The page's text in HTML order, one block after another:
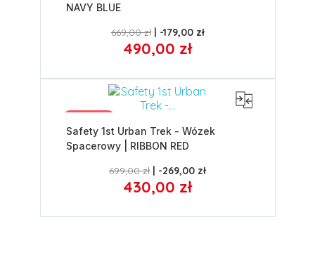
NAVY BLUE
669,00 zł -179,00 zł
490,00 zł
Safety 1st Urban Trek - Wózek
Spacerowy | RIBBON RED
699,00 zł -269,00 zł
430,00 zł